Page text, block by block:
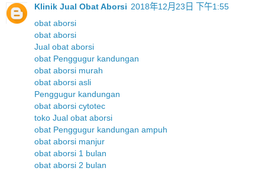
Klinik Jual Obat Aborsi 2018年12月23日 下午1:55
obat aborsi
obat aborsi
Jual obat aborsi
obat Penggugur kandungan
obat aborsi murah
obat aborsi asli
Penggugur kandungan
obat aborsi cytotec
toko Jual obat aborsi
obat Penggugur kandungan ampuh
obat aborsi manjur
obat aborsi 1 bulan
obat aborsi 2 bulan